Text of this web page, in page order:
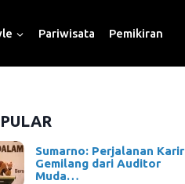
Pariwisata Pemikiran
Sumarno: Perjalanan Karir
Gemilang dari Auditor
Muda…